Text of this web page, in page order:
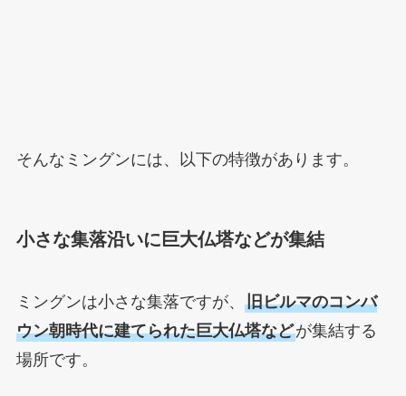
そんなミングンには、以下の特徴があります。
小さな集落沿いに巨大仏塔などが集結
ミングンは小さな集落ですが、 旧ビルマのコンバ
ウン朝時代に建てられた巨大仏塔などが集結する
場所です。